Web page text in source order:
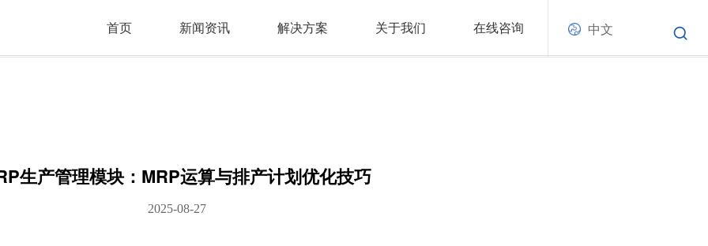
首页 新闻资讯 解决方案 关于我们 在线咨询 中文
生产管理模块：MRP运算与排产计划优化技巧
2025-08-27